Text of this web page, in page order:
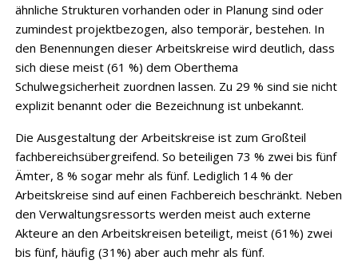
ähnliche Strukturen vorhanden oder in Planung sind oder
zumindest projektbezogen, also temporär, bestehen. In
den Benennungen dieser Arbeitskreise wird deutlich, dass
sich diese meist (61 %) dem Oberthema
Schulwegsicherheit zuordnen lassen. Zu 29 % sind sie nicht
explizit benannt oder die Bezeichnung ist unbekannt.
Die Ausgestaltung der Arbeitskreise ist zum Großteil
fachbereichsübergreifend. So be­teiligen 73 % zwei bis fünf
Ämter, 8 % sogar mehr als fünf. Lediglich 14 % der
Arbeitskreise sind auf einen Fachbereich beschränkt. Neben
den Verwaltungsressorts werden meist auch externe
Akteure an den Arbeitskreisen beteiligt, meist (61%) zwei
bis fünf, häufig (31%) aber auch mehr als fünf.